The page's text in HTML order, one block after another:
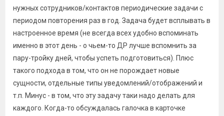
нужных сотрудников/контактов периодические задачи с
периодом повторения раз в год. Задача будет всплывать в
настроенное время (не всегда всех удобно вспоминать
именно в этот день - о чьем-то ДР лучше вспомнить за
пару-тройку дней, чтобы успеть подготовиться). Плюс
такого подхода в том, что он не порождает новые
сущности, отдельные типы уведомлений/отображений и
т.п. Минус - в том, что эту задачу таки надо делать для
каждого. Когда-то обсуждалась галочка в карточке